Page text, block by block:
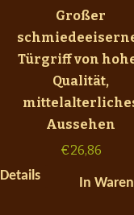
Großer
Türgriff von
Qualität,
Aussehen
€26,86
Details
In